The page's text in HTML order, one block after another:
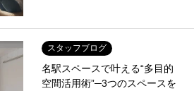
スタッフブログ
名駅スペースで叶える“多目的
空間活用術”─3つのスペースを